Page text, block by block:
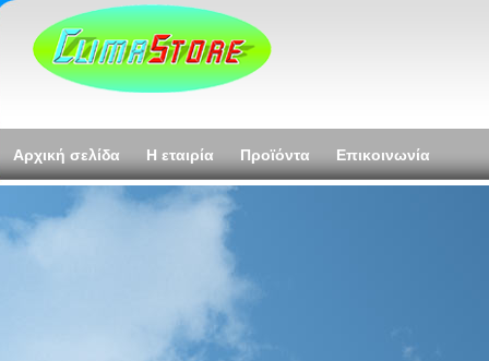
Αρχική σελίδα Η εταιρία Προϊόντα Επικοινωνία